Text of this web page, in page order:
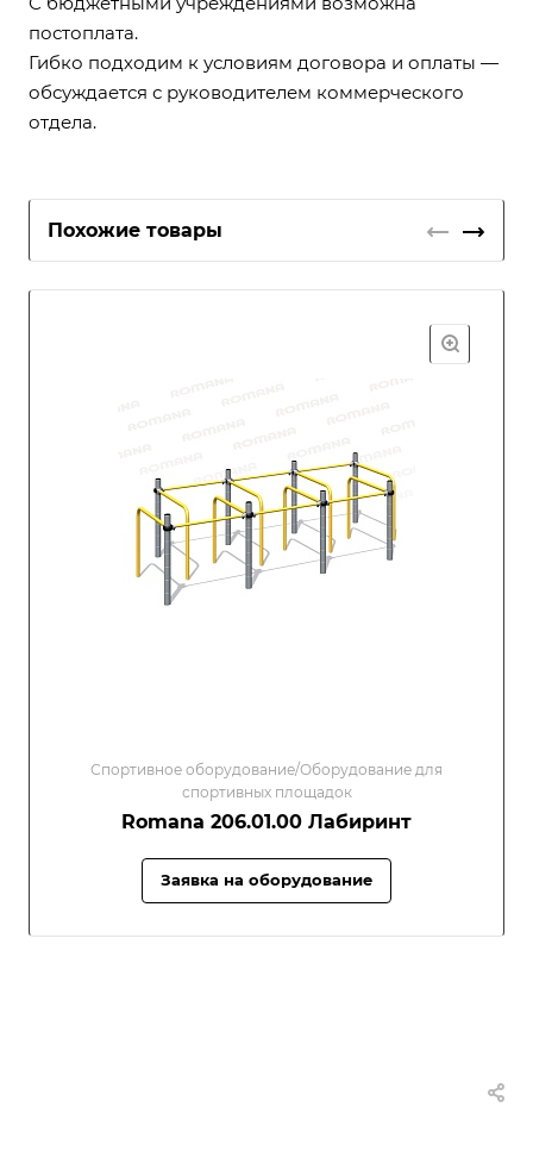
постоплата.
Гибко подходим к условиям договора и оплаты —
обсуждается с руководителем коммерческого
отдела.
Похожие товары
Спортивное оборудование/Оборудование для
спортивных площадок
Romana 206.01.00 Лабиринт
Заявка на оборудование